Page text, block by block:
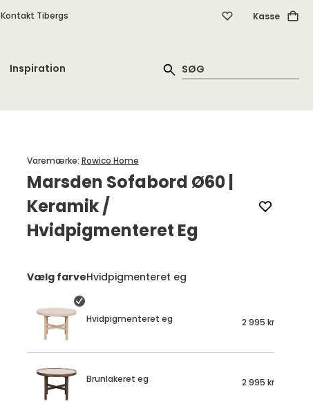
Kontakt Tibergs Kasse
Inspiration
Marsden Sofabord Ø60 |
Keramik /
Hvidpigmenteret Eg
Varemærke: Rowico Home
Vælg farveHvidpigmenteret eg
Hvidpigmenteret eg 2 995 kr
Brunlakeret eg 2 995 kr